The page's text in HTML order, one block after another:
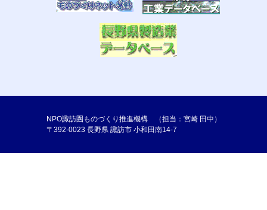
NPO諏訪圏ものづくり推進機構 （担当：宮崎 田中）
〒392-0023 長野県 諏訪市 小和田南14-7